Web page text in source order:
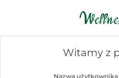
Witamy z
Nazwa